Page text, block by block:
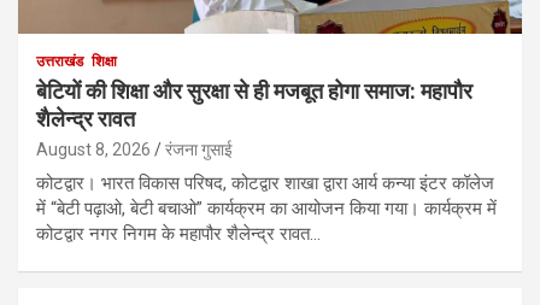
उत्तराखंड शिक्षा
बेटियों की शिक्षा और सुरक्षा से ही मजबूत होगा समाज: महापौर
शैलेन्द्र रावत
August 8, 2026 रंजना गुसाई
कोटद्वार। भारत विकास परिषद, कोटद्वार शाखा द्वारा आर्य कन्या इंटर कॉलेज
में “बेटी पढ़ाओ, बेटी बचाओ” कार्यक्रम का आयोजन किया गया। कार्यक्रम में
कोटद्वार नगर निगम के महापौर शैलेन्द्र रावत…